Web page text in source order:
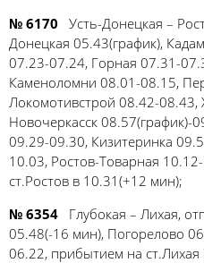
№ 6170
Усть-Донецкая –
Донецкая 05.43(график),
07.23-07.24, Горная 07.31-
Каменоломни 08.01-08.15,
Локомотивстрой 08.42-08.43,
Новочеркасск 08.57(график)-
09.29-09.30, Кизитеринка
10.03, Ростов-Товарная
ст.Ростов в 10.31(+12 мин);
№ 6354 Глубокая – Лихая,
05.48(-16 мин), Погорелово
06.22, прибытием на